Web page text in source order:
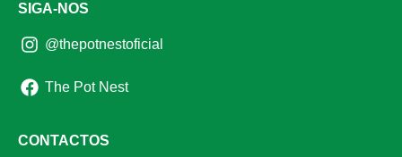
SIGA-NOS
@thepotnestoficial
The Pot Nest
CONTACTOS